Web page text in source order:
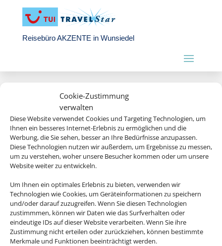
Cookie-Zustimmung
verwalten
Diese Website verwendet Cookies und Targeting Technologien, um
Ihnen ein besseres Internet-Erlebnis zu ermöglichen und die
Werbung, die Sie sehen, besser an Ihre Bedürfnisse anzupassen.
Diese Technologien nutzen wir außerdem, um Ergebnisse zu messen,
um zu verstehen, woher unsere Besucher kommen oder um unsere
Website weiter zu entwickeln.
Um Ihnen ein optimales Erlebnis zu bieten, verwenden wir
Technologien wie Cookies, um Geräteinformationen zu speichern
und/oder darauf zuzugreifen. Wenn Sie diesen Technologien
zustimmmen, können wir Daten wie das Surfverhalten oder
eindeutige IDs auf dieser Website verarbeiten. Wenn Sie ihre
Zustimmung nicht erteilen oder zurückziehen, können bestimmte
Merkmale und Funktionen beeinträchtigt werden.
Reisebüro AKZENTE in Wunsiedel
Wir brauchen Ihre Einwilligung
Um diesen Inhalt darzustellen, aktivieren Sie bitte die Cookies. Es
werden ggf. personenbezogene Daten verarbeitet.
Cookies akzeptieren